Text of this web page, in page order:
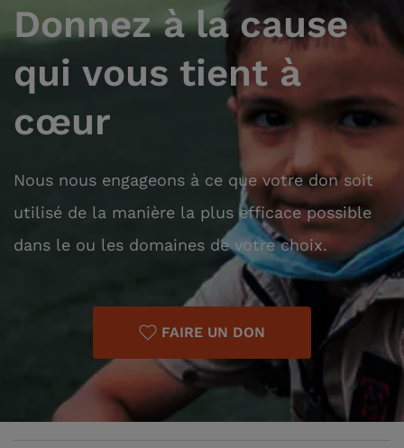
Donnez à la cause
qui vous tient à
cœur
Nous nous engageons à ce que votre don soit
utilisé de la manière la plus efficace possible
dans le ou les domaines de votre choix.
FAIRE UN DON